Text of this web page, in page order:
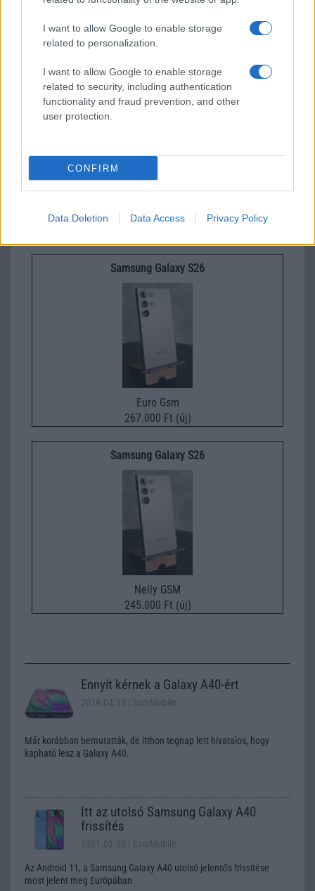
I want to allow Google to enable storage
related to personalization.
I want to allow Google to enable storage
related to security, including authentication
functionality and fraud prevention, and other
user protection.
CONFIRM
Data Deletion Data Access Privacy Policy
Új és Használt GSM kiemelt ajánlatok
Samsung Galaxy S26 Ultra
Euro Gsm
Samsung Galaxy S26
Euro Gsm
267.000 Ft (új)
Samsung Galaxy S26
Nelly GSM
245.000 Ft (új)
Ennyit kérnek a Galaxy A40-ért
2019.04.12 | SamMobile
Már korábban bemutatták, de itthon tegnap lett hivatalos, hogy
kapható lesz a Galaxy A40.
Itt az utolsó Samsung Galaxy A40
frissítés
2021.03.23 | SamMobile
Az Android 11, a Samsung Galaxy A40 utolsó jelentős frissítése
most jelent meg Európában.